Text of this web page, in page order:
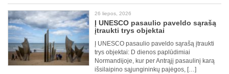
26 liepos, 2026
Į UNESCO pasaulio paveldo sąrašą
įtraukti trys objektai
Į UNESCO pasaulio paveldo sąrašą įtraukti
trys objektai: D dienos paplūdimiai
Normandijoje, kur per Antrąjį pasaulinį karą
išsilaipino sąjungininkų pajėgos, […]